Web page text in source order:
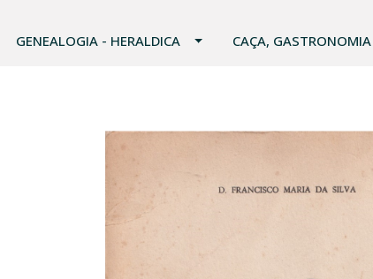
GENEALOGIA - HERALDICA CAÇA,